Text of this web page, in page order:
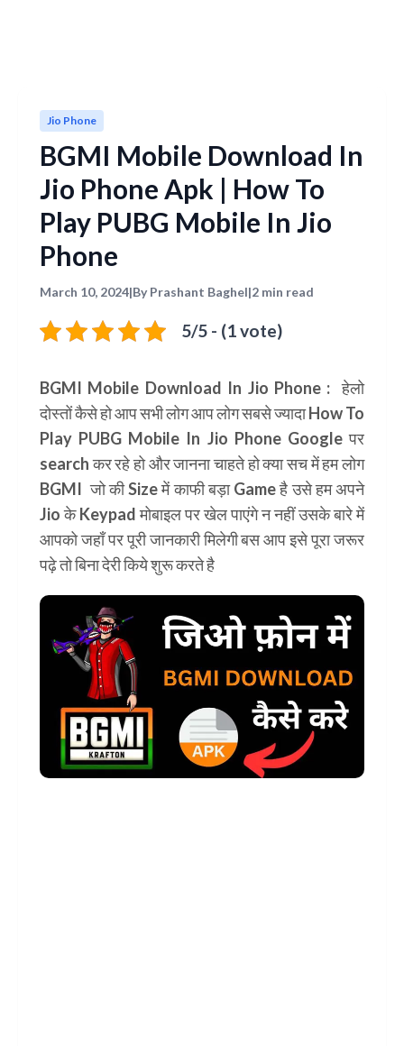
Jio Phone
BGMI Mobile Download In
Jio Phone Apk | How To
Play PUBG Mobile In Jio
Phone
March 10, 2024|By Prashant Baghel|2 min read
5/5 - (1 vote)
BGMI Mobile Download In Jio Phone :हेलो
दोस्तों कैसे हो आप सभी लोग आप लोग सबसे ज्यादाHow To
Play PUBG Mobile In Jio Phone Google पर
search कर रहे हो और जानना चाहते हो क्या सच में हम लोग
BGMI जो की Size में काफी बड़ा Game है उसे हम अपने
Jio के Keypad मोबाइल पर खेल पाएंगे न नहीं उसके बारे में
आपको जहाँ पर पूरी जानकारी मिलेगी बस आप इसे पूरा जरूर
पढ़े तो बिना देरी किये शुरू करते है